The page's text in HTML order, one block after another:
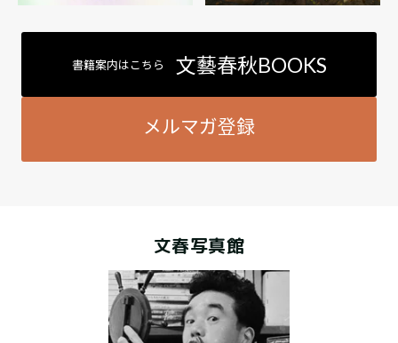
書籍案内はこちら 文藝春秋BOOKS
メルマガ登録
文春写真館